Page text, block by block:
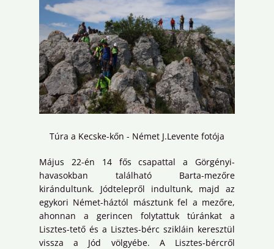
Túra a Kecske-kőn - Német J.Levente fotója
Május 22-én 14 fős csapattal a Görgényi-
havasokban található Barta-mezőre
kirándultunk. Jódtelepről indultunk, majd az
egykori Német-háztól másztunk fel a mezőre,
ahonnan a gerincen folytattuk túránkat a
Lisztes-tető és a Lisztes-bérc szikláin keresztül
vissza a Jód völgyébe. A Lisztes-bércről